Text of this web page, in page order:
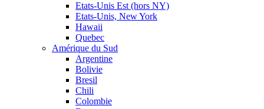
Etats-Unis Est (hors NY)
Etats-Unis, New York
Hawaii
Quebec
Amérique du Sud
Argentine
Bolivie
Bresil
Chili
Colombie